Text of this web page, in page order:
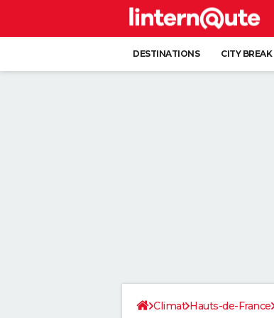
DESTINATIONS CITY BREAK
Climat Hauts-de-France